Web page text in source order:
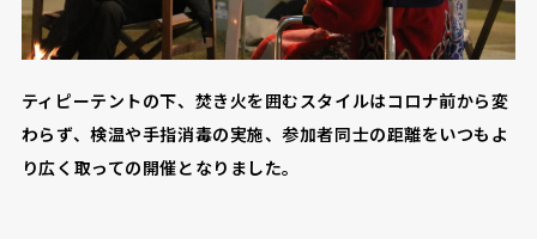
ティピーテントの下、焚き火を囲むスタイルはコロナ前から変
わらず、検温や手指消毒の実施、参加者同士の距離をいつもよ
り広く取っての開催となりました。